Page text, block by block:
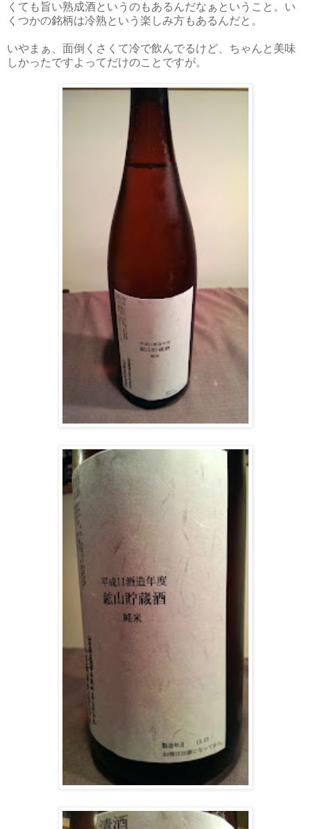
くても旨い熟成酒というのもあるんだなぁということ。い
くつかの銘柄は冷熟という楽しみ方もあるんだと。
いやまぁ、面倒くさくて冷で飲んでるけど、ちゃんと美味
しかったですよってだけのことですが。